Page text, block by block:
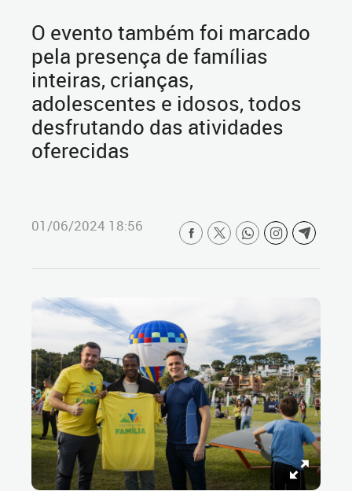
O evento também foi marcado
pela presença de famílias
inteiras, crianças,
adolescentes e idosos, todos
desfrutando das atividades
oferecidas
01/06/2024 18:56